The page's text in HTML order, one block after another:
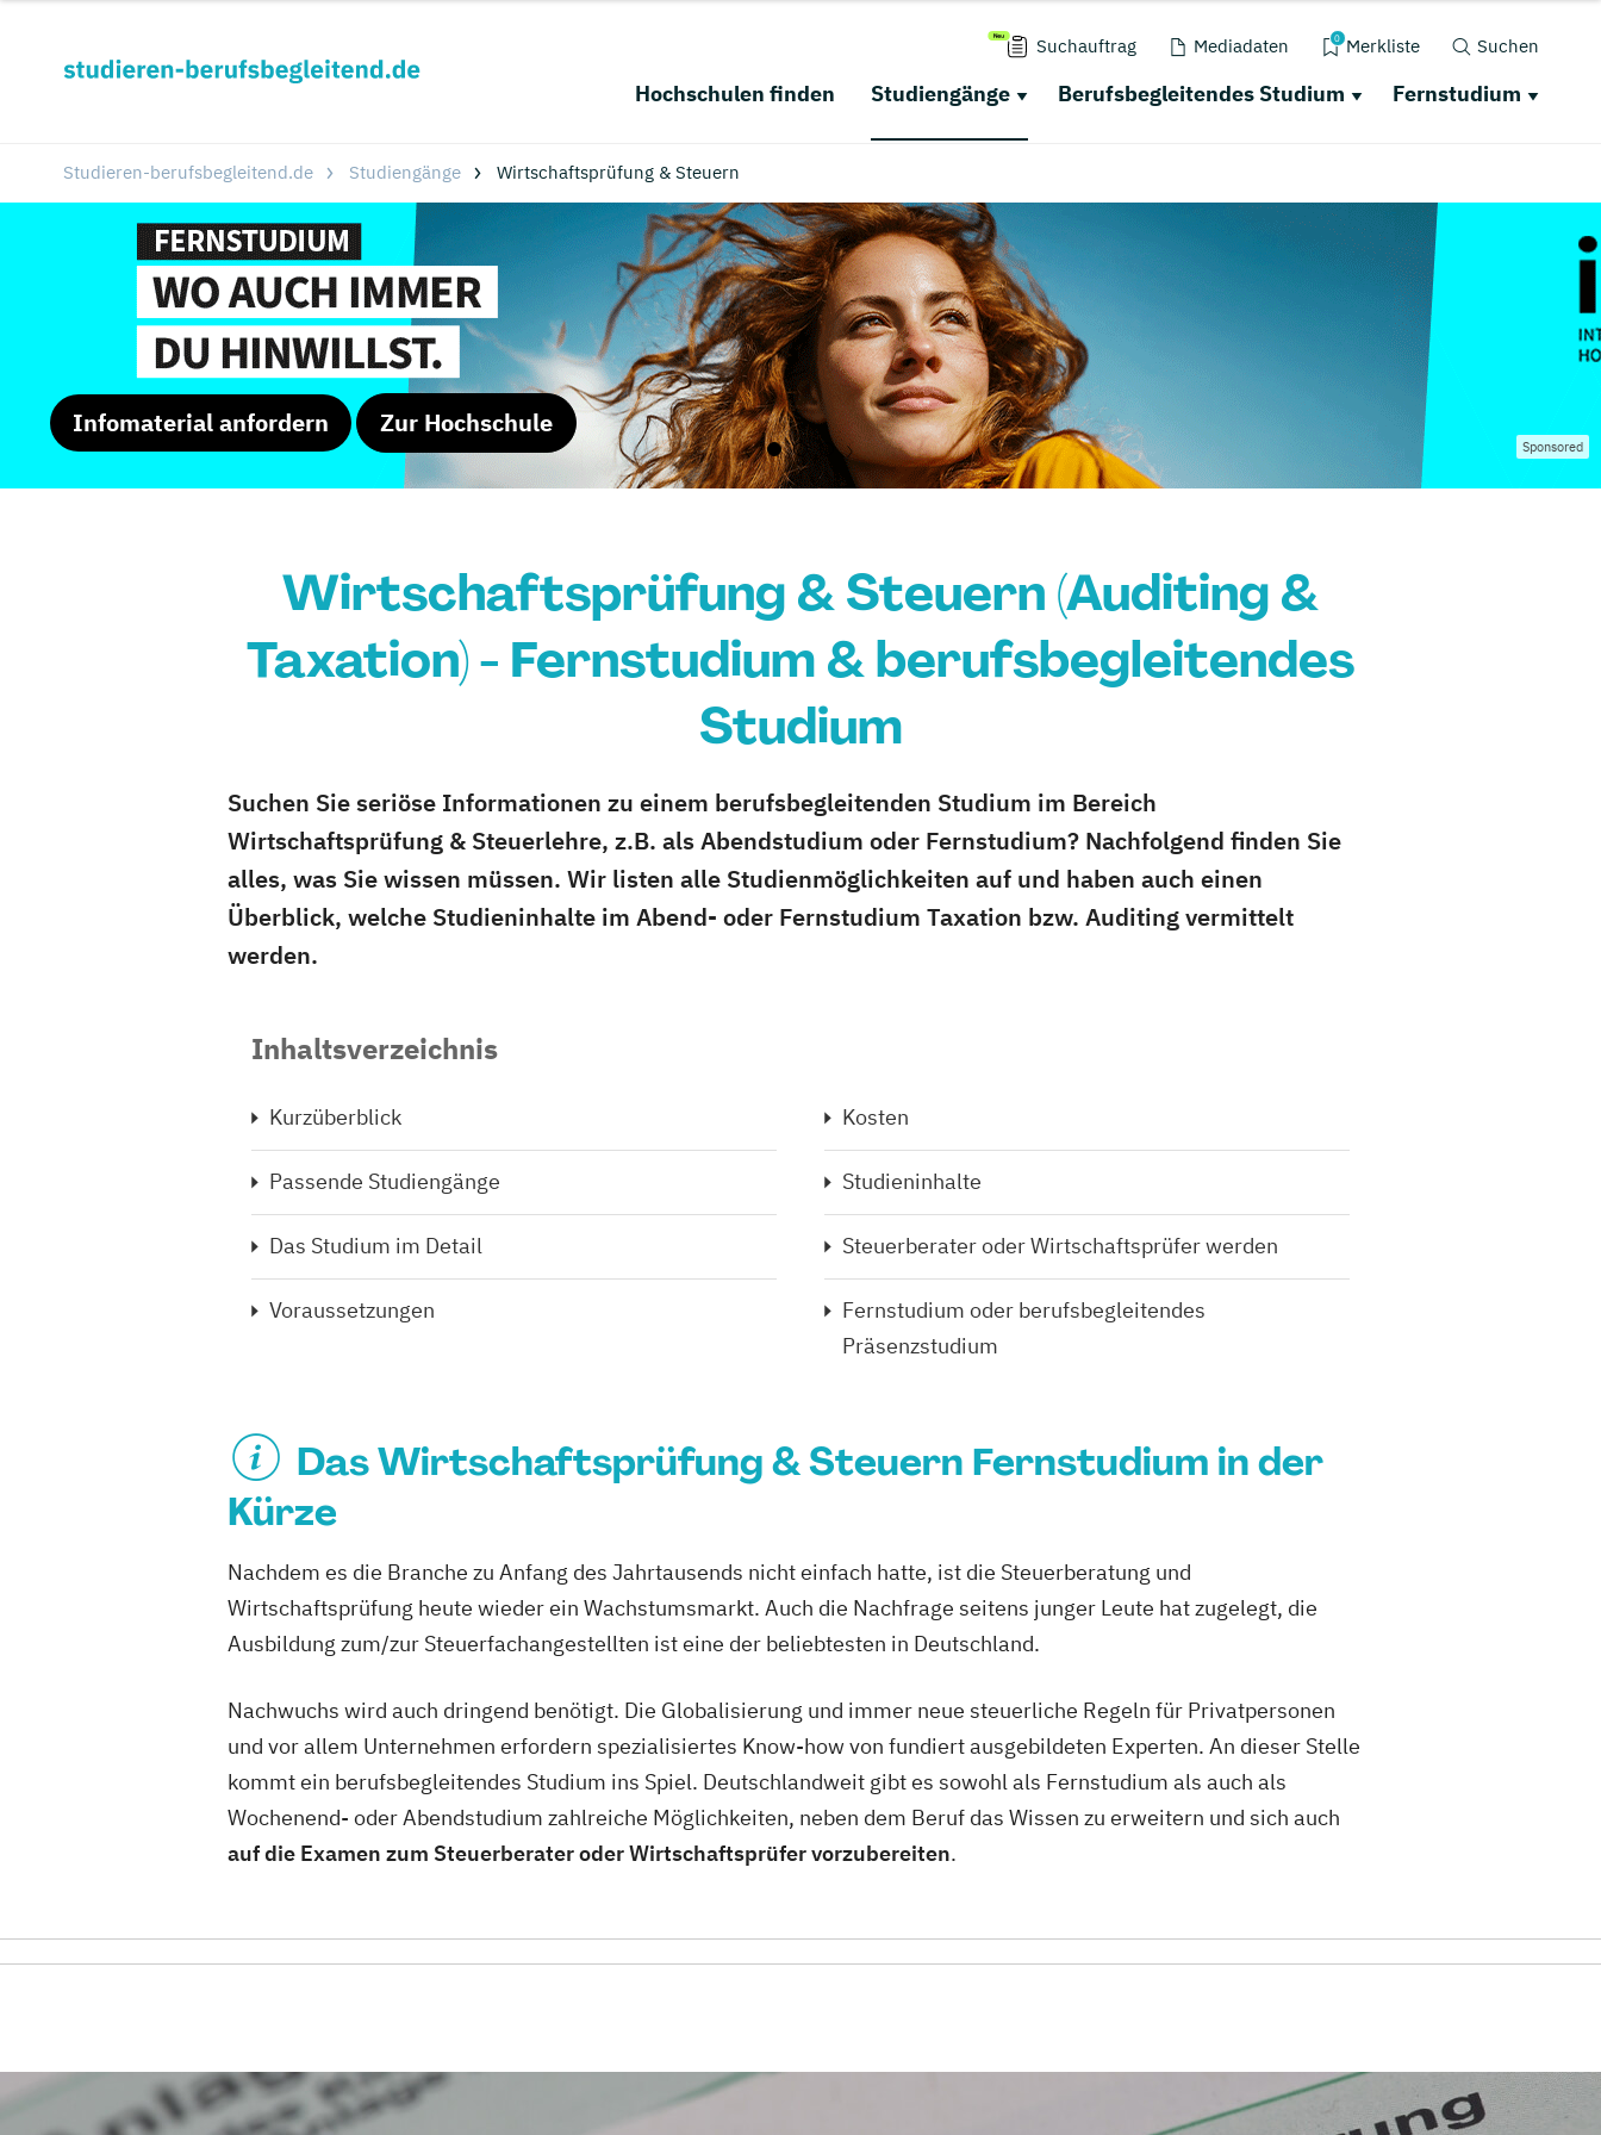
Suchauftrag Mediadaten 0 Merkliste Suchen
Hochschulen finden Studiengänge Berufsbegleitendes Studium Fernstudium
Studieren-berufsbegleitend.de Studiengänge Wirtschaftsprüfung & Steuern
Infomaterial anfordern Zur Hochschule
Sponsored
Wirtschaftsprüfung & Steuern (Auditing &
Taxation) - Fernstudium & berufsbegleitendes
Studium
Suchen Sie seriöse Informationen zu einem berufsbegleitenden Studium im Bereich
Wirtschaftsprüfung & Steuerlehre, z.B. als Abendstudium oder Fernstudium? Nachfolgend finden Sie
alles, was Sie wissen müssen. Wir listen alle Studienmöglichkeiten auf und haben auch einen
Überblick, welche Studieninhalte im Abend- oder Fernstudium Taxation bzw. Auditing vermittelt
werden.
Inhaltsverzeichnis
Kurzüberblick
Passende Studiengänge
Das Studium im Detail
Voraussetzungen
Kosten
Studieninhalte
Steuerberater oder Wirtschaftsprüfer werden
Fernstudium oder berufsbegleitendes
Präsenzstudium
Das Wirtschaftsprüfung & Steuern Fernstudium in der
Kürze
Nachdem es die Branche zu Anfang des Jahrtausends nicht einfach hatte, ist die Steuerberatung und
Wirtschaftsprüfung heute wieder ein Wachstumsmarkt. Auch die Nachfrage seitens junger Leute hat zugelegt, die
Ausbildung zum/zur Steuerfachangestellten ist eine der beliebtesten in Deutschland.
Nachwuchs wird auch dringend benötigt. Die Globalisierung und immer neue steuerliche Regeln für Privatpersonen
und vor allem Unternehmen erfordern spezialisiertes Know-how von fundiert ausgebildeten Experten. An dieser Stelle
kommt ein berufsbegleitendes Studium ins Spiel. Deutschlandweit gibt es sowohl als Fernstudium als auch als
Wochenend- oder Abendstudium zahlreiche Möglichkeiten, neben dem Beruf das Wissen zu erweitern und sich auch
auf die Examen zum Steuerberater oder Wirtschaftsprüfer vorzubereiten.